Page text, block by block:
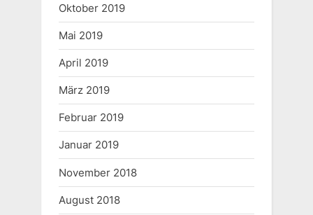
Oktober 2019
Mai 2019
April 2019
März 2019
Februar 2019
Januar 2019
November 2018
August 2018